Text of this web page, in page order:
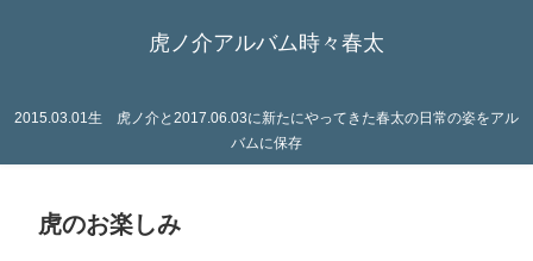
虎ノ介アルバム時々春太
2015.03.01生 虎ノ介と2017.06.03に新たにやってきた春太の日常の姿をアル
バムに保存
虎のお楽しみ